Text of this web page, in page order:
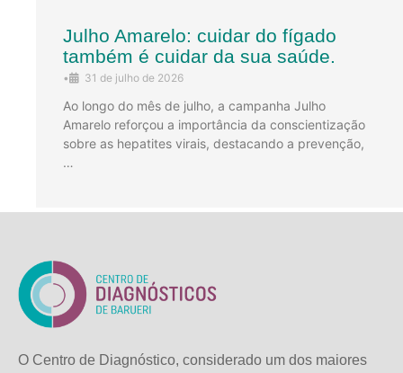
Julho Amarelo: cuidar do fígado
também é cuidar da sua saúde.
• 31 de julho de 2026
Ao longo do mês de julho, a campanha Julho
Amarelo reforçou a importância da conscientização
sobre as hepatites virais, destacando a prevenção,
…
O Centro de Diagnóstico, considerado um dos maiores